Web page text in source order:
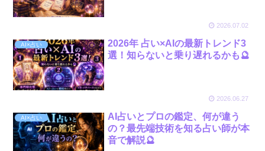
2026.07.02
AI×占い
2026年 占い×AIの最新トレンド3
選！知らないと乗り遅れるかも🔮
2026.06.27
AI×占い
AI占いとプロの鑑定、何が違う
の？最先端技術を知る占い師が本
音で解説🔮